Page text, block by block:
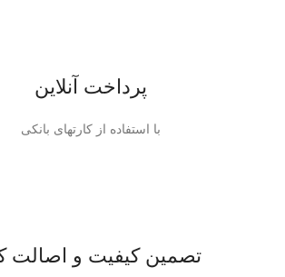
پرداخت آنلاین
با استفاده از کارتهای بانکی
تصمین کیفیت و اصالت